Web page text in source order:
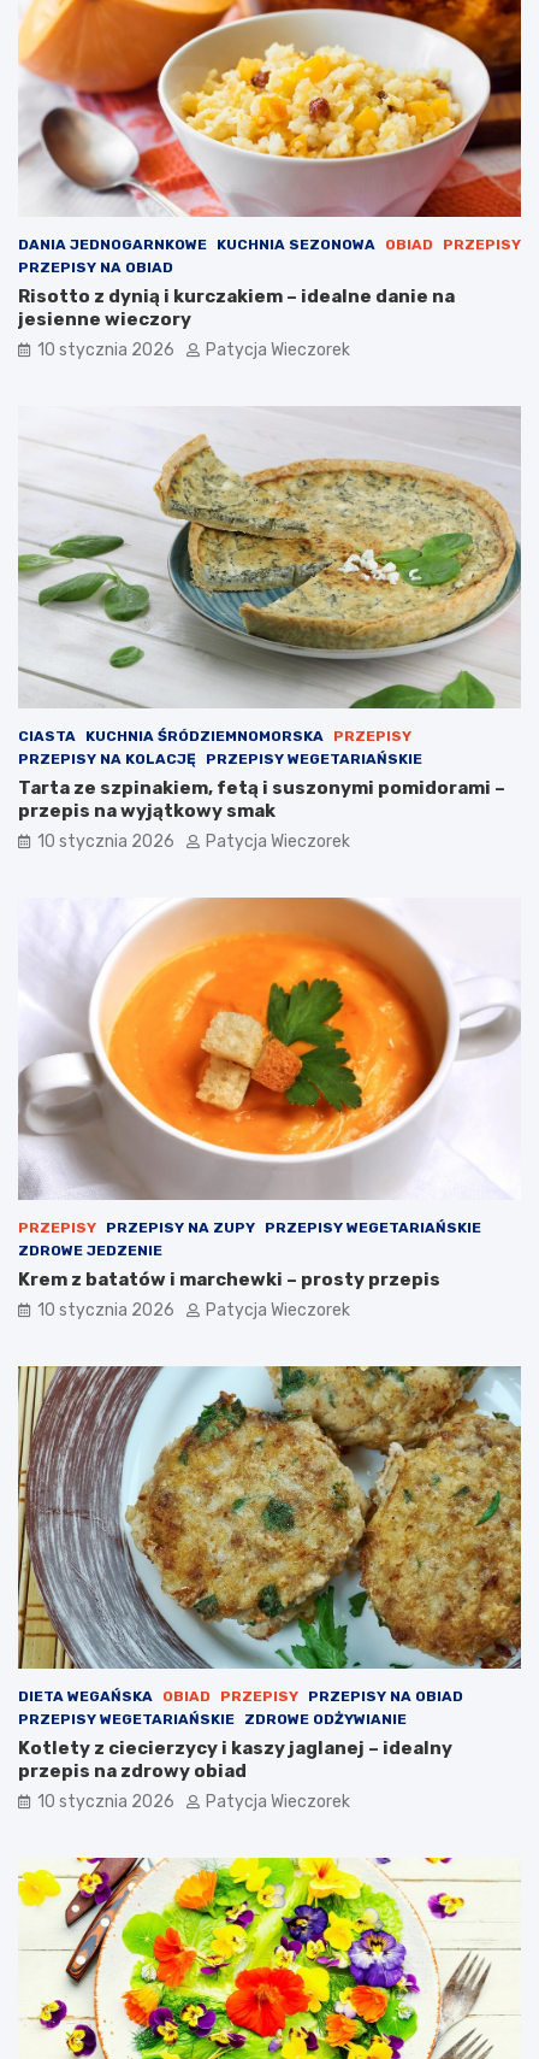
DANIA JEDNOGARNKOWE KUCHNIA SEZONOWA OBIAD
PRZEPISY
PRZEPISY NA OBIAD
Risotto z dynią i kurczakiem – idealne danie na
jesienne wieczory
10 stycznia 2026 Patycja Wieczorek
CIASTA KUCHNIA ŚRÓDZIEMNOMORSKA
PRZEPISY
PRZEPISY NA KOLACJĘ
PRZEPISY WEGETARIAŃSKIE
Tarta ze szpinakiem, fetą i suszonymi pomidorami –
przepis na wyjątkowy smak
10 stycznia 2026 Patycja Wieczorek
PRZEPISY PRZEPISY NA ZUPY
PRZEPISY WEGETARIAŃSKIE
ZDROWE JEDZENIE
Krem z batatów i marchewki – prosty przepis
10 stycznia 2026 Patycja Wieczorek
DIETA WEGAŃSKA OBIAD PRZEPISY
PRZEPISY NA OBIAD
PRZEPISY WEGETARIAŃSKIE
ZDROWE ODŻYWIANIE
Kotlety z ciecierzycy i kaszy jaglanej – idealny
przepis na zdrowy obiad
10 stycznia 2026 Patycja Wieczorek